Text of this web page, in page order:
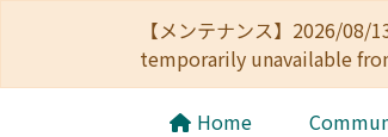
【メンテナンス】2026/
temporarily unavailable
Home